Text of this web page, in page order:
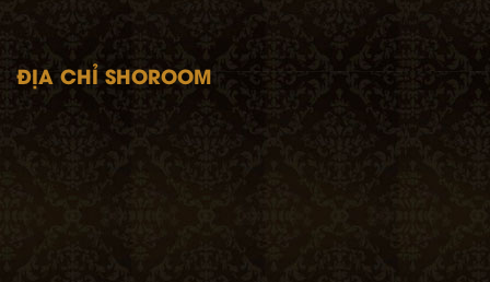
ĐỊA CHỈ SHOROOM